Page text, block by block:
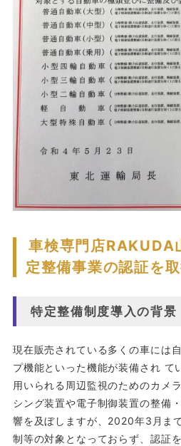
車検専門店RAKUDA
定整備事業の認証を取
特定整備制度導入の背景
現在販売されている多くの車には
プ機能といった機能が装備され て
用いられる周辺監視のためのカメ
シング装置や電子制御装置の整備
響を及ぼしますが、2020年3月ま
制等の対象となっておらず、認証